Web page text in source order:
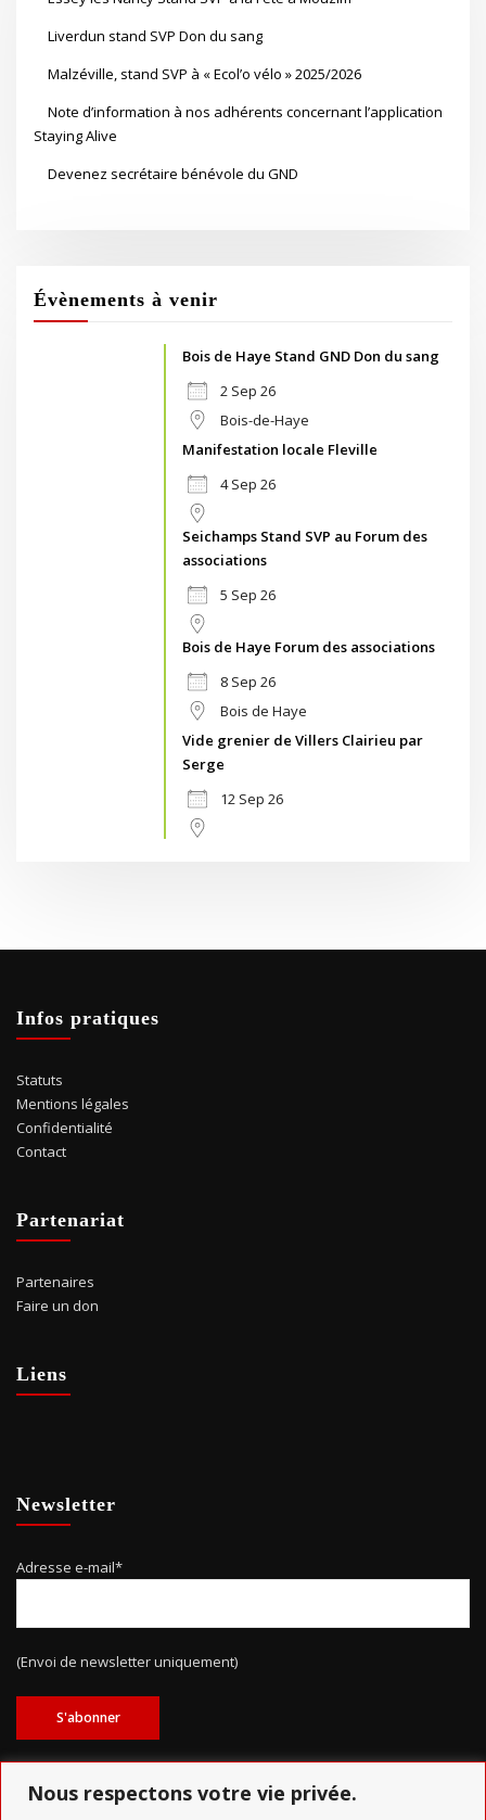
Nous respectons votre vie privée.
Liverdun stand SVP Don du sang
Malzéville, stand SVP à « Ecol’o vélo » 2025/2026
Note d’information à nos adhérents concernant l’application
Staying Alive
Devenez secrétaire bénévole du GND
Évènements à venir
Bois de Haye Stand GND Don du sang
2 Sep 26
Bois-de-Haye
Manifestation locale Fleville
4 Sep 26
Seichamps Stand SVP au Forum des
associations
5 Sep 26
Bois de Haye Forum des associations
8 Sep 26
Bois de Haye
Vide grenier de Villers Clairieu par
Serge
12 Sep 26
Infos pratiques
Statuts
Mentions légales
Confidentialité
Contact
Partenariat
Partenaires
Faire un don
Liens
Newsletter
Adresse e-mail*
(Envoi de newsletter uniquement)